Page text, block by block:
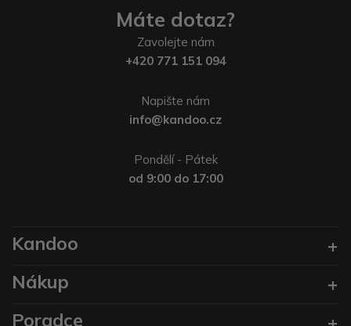
Máte dotaz?
Zavolejte nám
+420 771 151 094
Napište nám
info@kandoo.cz
Pondělí - Pátek
od 9:00 do 17:00
Kandoo
Nákup
Poradce